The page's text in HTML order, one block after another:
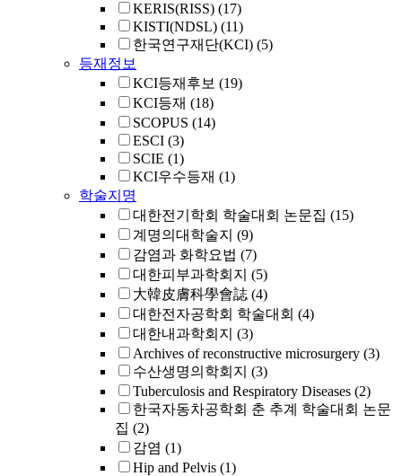
KERIS(RISS) (17)
KISTI(NDSL) (11)
한국연구재단(KCI) (5)
등재정보
KCI등재후보 (19)
KCI등재 (18)
SCOPUS (14)
ESCI (3)
SCIE (1)
KCI우수등재 (1)
학술지명
대한전기학회 학술대회 논문집 (15)
계명의대학술지 (9)
감염과 화학요법 (7)
대한피부과학회지 (5)
大韓皮膚科學會誌 (4)
대한전자공학회 학술대회 (4)
대한내과학회지 (3)
Archives of reconstructive microsurgery (3)
수산생명의학회지 (3)
Tuberculosis and Respiratory Diseases (2)
한국자동차공학회 춘 추계 학술대회 논문
집 (2)
감염 (1)
Hip and Pelvis (1)